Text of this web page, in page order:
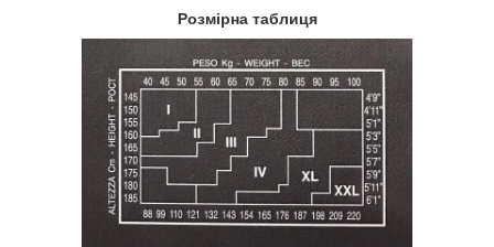
Розмірна таблиця